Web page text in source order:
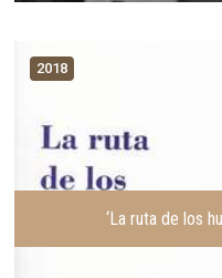
2018
‘La ruta de los